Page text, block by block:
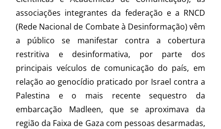
associações integrantes da federação e a RNCD
(Rede Nacional de Combate à Desinformação) vêm
a público se manifestar contra a cobertura
restritiva e desinformativa, por parte dos
principais veículos de comunicação do país, em
relação ao genocídio praticado por Israel contra a
Palestina e o mais recente sequestro da
embarcação Madleen, que se aproximava da
região da Faixa de Gaza com pessoas desarmadas,